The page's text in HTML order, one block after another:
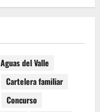
Aguas del Valle
Cartelera familiar
Concurso